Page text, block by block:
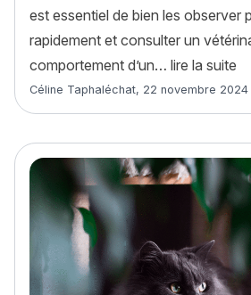
est essentiel de bien les observer
rapidement et consulter un
comportement d’un… lire la suite
Article rédigé par
Céline Taphaléchat, 22 novembre 2024